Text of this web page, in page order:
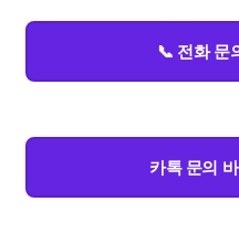
📞 전화 문
카톡 문의